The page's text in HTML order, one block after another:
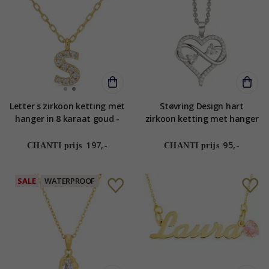
Letter s zirkoon ketting met
hanger in 8 karaat goud -
CHANTI prijs 197,-
Støvring Design hart
zirkoon ketting met hanger
zirkoon
CHANTI prijs 95,-
SALE WATERPROOF